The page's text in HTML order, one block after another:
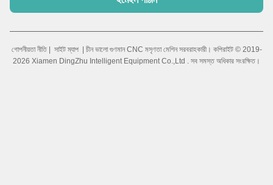
গোপনীয়তা নীতি| সাইট ম্যাপ| চীন ভালো গুণমান CNC মসৃণতা মেশিন সরবরাহকারী। কপিরাইট © 2019-
2026 Xiamen DingZhu Intelligent Equipment Co.,Ltd . সব সমস্ত অধিকার সংরক্ষিত।